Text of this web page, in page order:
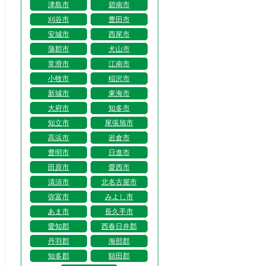
津島市
碧南市
刈谷市
豊田市
安城市
西尾市
蒲郡市
犬山市
常滑市
江南市
小牧市
稲沢市
新城市
東海市
大府市
知多市
知立市
尾張旭市
高浜市
岩倉市
豊明市
日進市
田原市
愛西市
清須市
北名古屋市
弥富市
みよし市
あま市
長久手市
愛知郡
西春日井郡
丹羽郡
海部郡
知多郡
額田郡